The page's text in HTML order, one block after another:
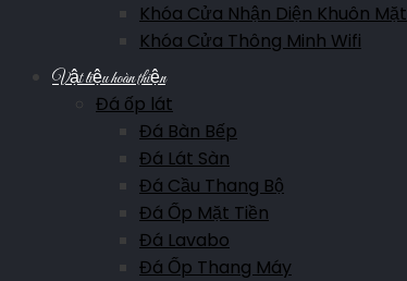
Khóa Cửa Nhận Diện Khuôn Mặt
Khóa Cửa Thông Minh Wifi
Vật liệu hoàn thiện
Đá ốp lát
Đá Bàn Bếp
Đá Lát Sàn
Đá Cầu Thang Bộ
Đá Ốp Mặt Tiền
Đá Lavabo
Đá Ốp Thang Máy